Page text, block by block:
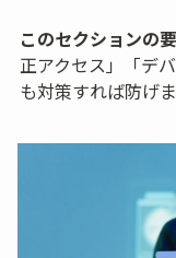
このセクションの
正アクセス」「デ
も対策すれば防げま